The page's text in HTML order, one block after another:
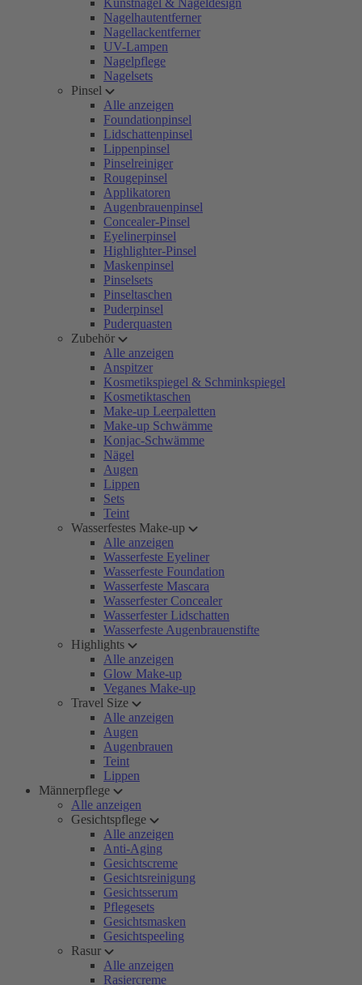
Kunstnägel & Nageldesign
Nagelhautentferner
Nagellackentferner
UV-Lampen
Nagelpflege
Nagelsets
Pinsel
Alle anzeigen
Foundationpinsel
Lidschattenpinsel
Lippenpinsel
Pinselreiniger
Rougepinsel
Applikatoren
Augenbrauenpinsel
Concealer-Pinsel
Eyelinerpinsel
Highlighter-Pinsel
Maskenpinsel
Pinselsets
Pinseltaschen
Puderpinsel
Puderquasten
Zubehör
Alle anzeigen
Anspitzer
Kosmetikspiegel & Schminkspiegel
Kosmetiktaschen
Make-up Leerpaletten
Make-up Schwämme
Konjac-Schwämme
Nägel
Augen
Lippen
Sets
Teint
Wasserfestes Make-up
Alle anzeigen
Wasserfeste Eyeliner
Wasserfeste Foundation
Wasserfeste Mascara
Wasserfester Concealer
Wasserfester Lidschatten
Wasserfeste Augenbrauenstifte
Highlights
Alle anzeigen
Glow Make-up
Veganes Make-up
Travel Size
Alle anzeigen
Augen
Augenbrauen
Teint
Lippen
Männerpflege
Alle anzeigen
Gesichtspflege
Alle anzeigen
Anti-Aging
Gesichtscreme
Gesichtsreinigung
Gesichtsserum
Pflegesets
Gesichtsmasken
Gesichtspeeling
Rasur
Alle anzeigen
Rasiercreme